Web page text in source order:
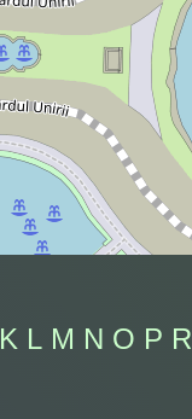
K L M N O P R